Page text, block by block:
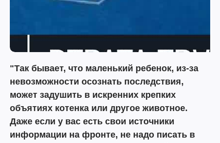
"Так бывает, что маленький ребенок, из-за
невозможности осознать последствия,
может задушить в искренних крепких
объятиях котенка или другое животное.
Даже если у вас есть свои источники
информации на фронте, не надо писать в